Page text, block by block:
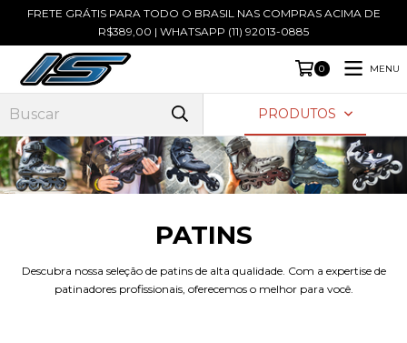
FRETE GRÁTIS PARA TODO O BRASIL NAS COMPRAS ACIMA DE
R$389,00 | WHATSAPP (11) 92013-0885
0 MENU
PRODUTOS
PATINS
Descubra nossa seleção de patins de alta qualidade. Com a expertise de
patinadores profissionais, oferecemos o melhor para você.